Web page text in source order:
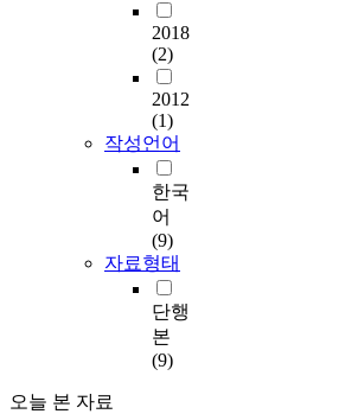
2018
(2)
2012
(1)
작성언어
한국
어
(9)
자료형태
단행
본
(9)
오늘 본 자료